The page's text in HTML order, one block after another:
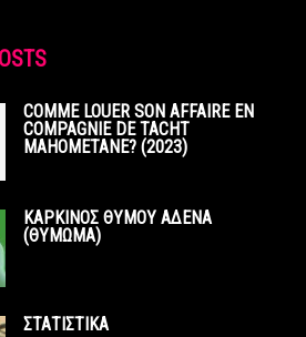
COMME LOUER SON AFFAIRE EN
COMPAGNIE DE TACHT
MAHOMETANE? (2023)
ΚΑΡΚΙΝΟΣ ΘΥΜΟΥ ΑΔΕΝΑ
(ΘΥΜΩΜΑ)
ΣΤΑΤΙΣΤΙΚΑ